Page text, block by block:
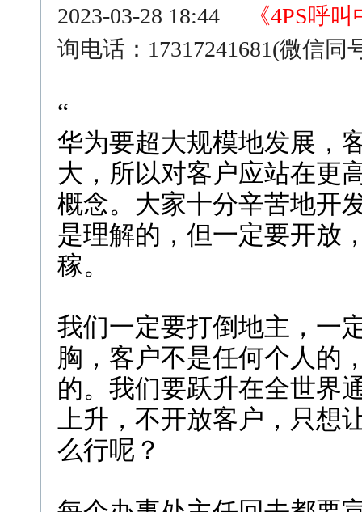
2023-03-28 18:44
《4PS呼
询电话：17317241681(微信
“
华为要超大规模地发展，
大，所以对客户应站在更
概念。大家十分辛苦地开
是理解的，但一定要开放
稼。
我们一定要打倒地主，一
胸，客户不是任何个人的
的。我们要跃升在全世界
上升，不开放客户，只想
么行呢？